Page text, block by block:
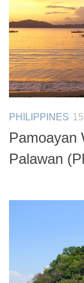
PHILIPPINES
Pamoayan
Palawan